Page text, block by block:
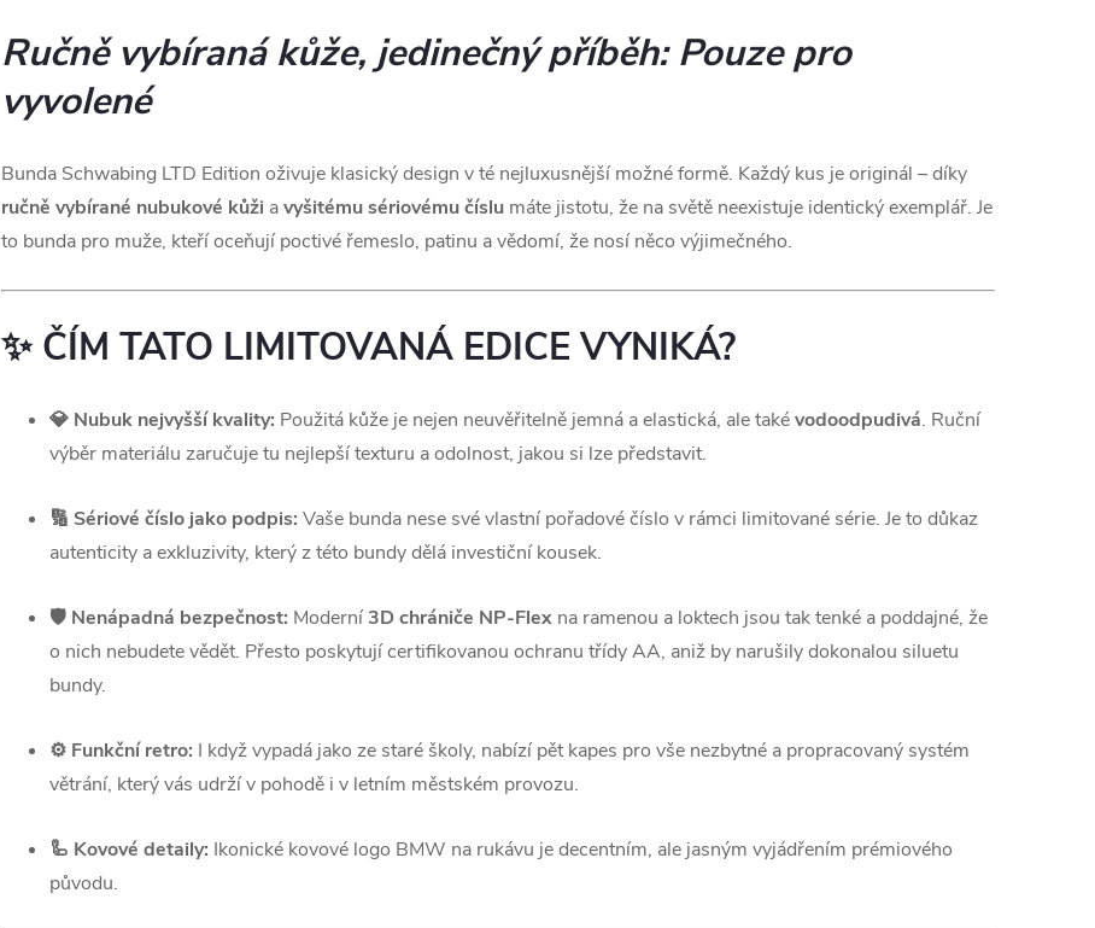
Ručně vybíraná kůže, jedinečný příběh: Pouze pro
vyvolené
Bunda Schwabing LTD Edition oživuje klasický design v té nejluxusnější možné formě. Každý kus je originál – díky
ručně vybírané nubukové kůži avyšitému sériovému číslu máte jistotu, že na světě neexistuje identický exemplář. Je
to bunda pro muže, kteří oceňují poctivé řemeslo, patinu a vědomí, že nosí něco výjimečného.
✨ ČÍM TATO LIMITOVANÁ EDICE VYNIKÁ?
💎 Nubuk nejvyšší kvality: Použitá kůže je nejen neuvěřitelně jemná a elastická, ale takévodoodpudivá. Ruční
výběr materiálu zaručuje tu nejlepší texturu a odolnost, jakou si lze představit.
🔢 Sériové číslo jako podpis: Vaše bunda nese své vlastní pořadové číslo v rámci limitované série. Je to důkaz
autenticity a exkluzivity, který z této bundy dělá investiční kousek.
🛡️ Nenápadná bezpečnost: Moderní3D chrániče NP-Flex na ramenou a loktech jsou tak tenké a poddajné, že
o nich nebudete vědět. Přesto poskytují certifikovanou ochranu třídy AA, aniž by narušily dokonalou siluetu
bundy.
⚙️ Funkční retro: I když vypadá jako ze staré školy, nabízí pět kapes pro vše nezbytné a propracovaný systém
větrání, který vás udrží v pohodě i v letním městském provozu.
🦾 Kovové detaily: Ikonické kovové logo BMW na rukávu je decentním, ale jasným vyjádřením prémiového
původu.